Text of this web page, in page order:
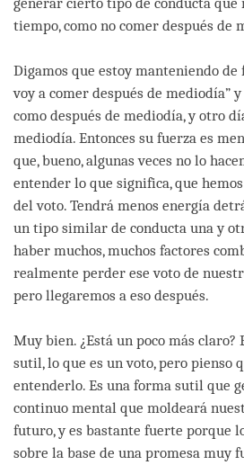
tiempo, como no comer después de
Digamos que estoy manteniendo
voy a comer después de mediodía”
como después de mediodía, y otro
mediodía. Entonces su fuerza es
que, bueno, algunas veces no lo
entender lo que significa, que
del voto. Tendrá menos energía
un tipo similar de conducta una y
haber muchos, muchos factores
realmente perder ese voto de
pero llegaremos a eso después.
Muy bien. ¿Está un poco más claro?
sutil, lo que es un voto, pero pienso
entenderlo. Es una forma sutil que
continuo mental que moldeará
futuro, y es bastante fuerte porque
sobre la base de una promesa muy